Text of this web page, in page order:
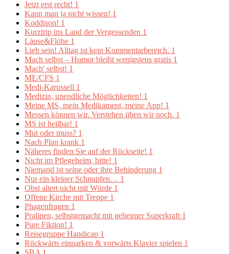
Jetzt erst recht! 1
Kann man ja nicht wissen! 1
Koddison! 1
Kurztrip ins Land der Vergessenden 1
Läuse&Flöhe 1
Lieb sein! Alltag ist kein Kommentarbereich. 1
Mach selbst – Humor bleibt wenigstens gratis 1
Mach' selbst! 1
ME/CFS 1
Medi-Karussell 1
Medizin, unendliche Möglichkeiten! 1
Meine MS, mein Medikament, meine App! 1
Messen können wir. Verstehen üben wir noch. 1
MS ist heilbar! 1
Mut oder muss? 1
Nach Plan krank 1
Näheres finden Sie auf der Rückseite! 1
Nicht im Pflegeheim, bitte! 1
Niemand ist seine oder ihre Behinderung 1
Nur ein kleiner Schnupfen… 1
Obst altert nicht mit Würde 1
Offene Kirche mit Treppe 1
Phagenfragen 1
Pralinen, selbstgemacht mit geheimer Superkraft 1
Pure Fiktion! 1
Reisegruppe Handicap 1
Rückwärts einparken & vorwärts Klavier spielen 1
SBA 1